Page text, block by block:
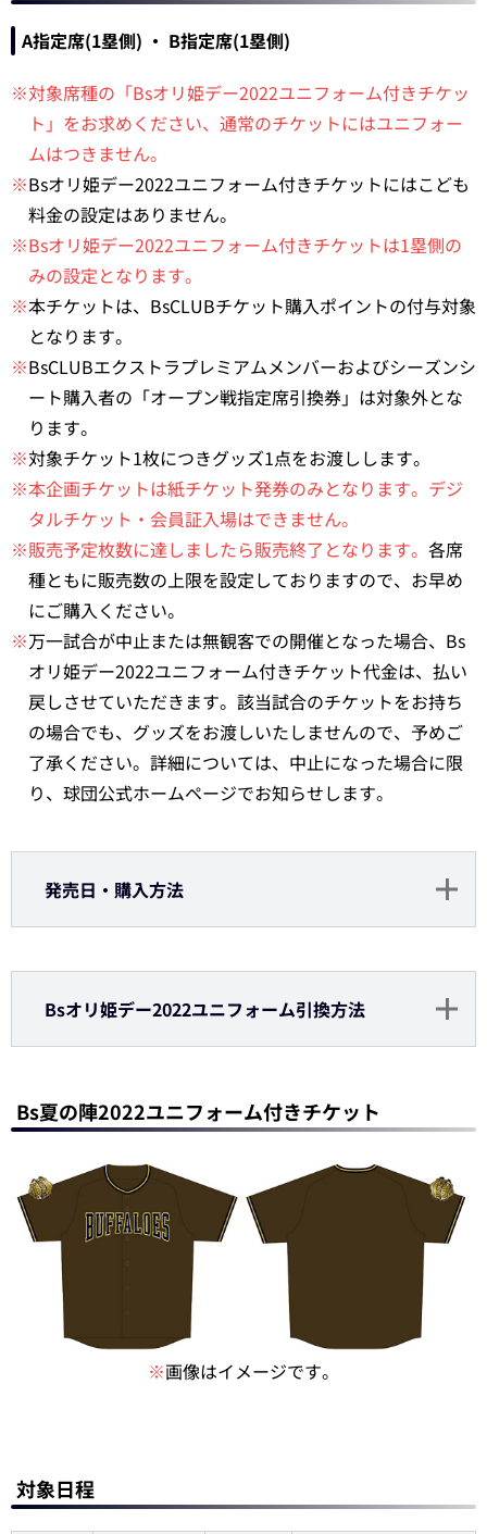
A指定席(1塁側) ・ B指定席(1塁側)
※対象席種の「Bsオリ姫デー2022ユニフォーム付きチケッ
ト」をお求めください、通常のチケットにはユニフォー
ムはつきません。
※Bsオリ姫デー2022ユニフォーム付きチケットにはこども
料金の設定はありません。
※Bsオリ姫デー2022ユニフォーム付きチケットは1塁側の
みの設定となります。
※本チケットは、BsCLUBチケット購入ポイントの付与対象
となります。
※BsCLUBエクストラプレミアムメンバーおよびシーズンシ
ート購入者の「オープン戦指定席引換券」は対象外とな
ります。
※対象チケット1枚につきグッズ1点をお渡しします。
※本企画チケットは紙チケット発券のみとなります。デジ
タルチケット・会員証入場はできません。
※販売予定枚数に達しましたら販売終了となります。 各席
種ともに販売数の上限を設定しておりますので、お早め
にご購入ください。
※万一試合が中止または無観客での開催となった場合、Bs
オリ姫デー2022ユニフォーム付きチケット代金は、払い
戻しさせていただきます。該当試合のチケットをお持ち
の場合でも、グッズをお渡しいたしませんので、予めご
了承ください。詳細については、中止になった場合に限
り、球団公式ホームページでお知らせします。
発売日・購入方法
Bsオリ姫デー2022ユニフォーム引換方法
Bs夏の陣2022ユニフォーム付きチケット
※画像はイメージです。
対象日程